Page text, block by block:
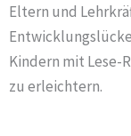
Eltern und
Kindern mit Lese-
zu erleichtern.